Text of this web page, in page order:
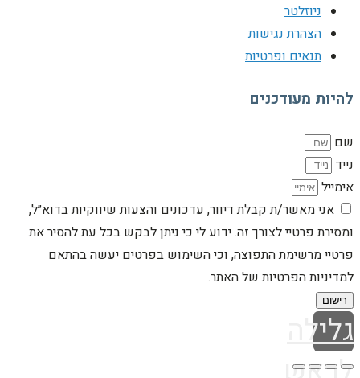
ניוזלטר
הצהרת נגישות
תנאים ופרטיות
להיות מעודכנים
שם
נייד
אימייל
אני מאשר/ת קבלת דיוור, עדכונים והצעות שיווקיות בדוא״ל,
ומסירת פרטיי לצורך זה. ידוע לי כי ניתן לבקש בכל עת להסיר את
פרטיי מרשימת התפוצה, וכי השימוש בפרטים יעשה בהתאם
למדיניות הפרטיות של האתר.
רישום
גלילה